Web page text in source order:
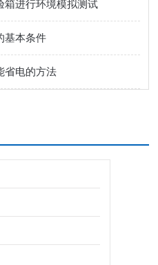
箱进行环境模拟测试
基本条件
省电的方法